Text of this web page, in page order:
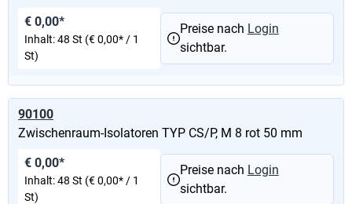
€ 0,00*
Inhalt:48 St (€ 0,00* / 1
St)
Preise nach Login
sichtbar.
90100
Zwischenraum-Isolatoren TYP CS/P, M 8 rot 50 mm
€ 0,00*
Inhalt:48 St (€ 0,00* / 1
St)
Preise nach Login
sichtbar.